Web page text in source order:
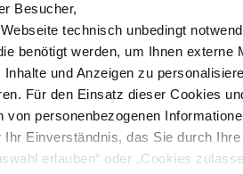
Besucher,
technisch unbedingt
benötigt werden, um Ihnen externe
und Anzeigen zu
Für den Einsatz dieser Cookies
von personenbezogenen
Ihr Einverständnis, das Sie durch
erlauben“ oder „Cookies
)
Sie die Cookies "Marketing",
zu laden.